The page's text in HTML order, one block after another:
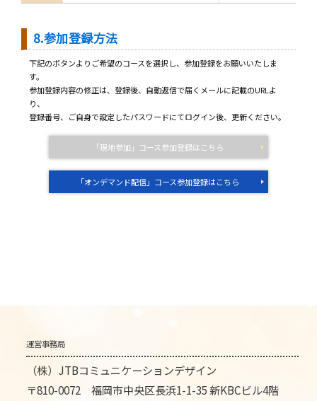
8.参加登録方法
下記のボタンよりご希望のコースを選択し、参加登録をお願いいたしま
す。
参加登録内容の修正は、登録後、自動返信で届くメールに記載のURLよ
り、
登録番号、ご自身で設定したパスワードにてログイン後、更新ください。
「現地参加」コース参加登録はこちら
「オンデマンド配信」コース参加登録はこちら
運営事務局
（株）JTBコミュニケーションデザイン
〒810-0072 福岡市中央区長浜1-1-35 新KBCビル4階